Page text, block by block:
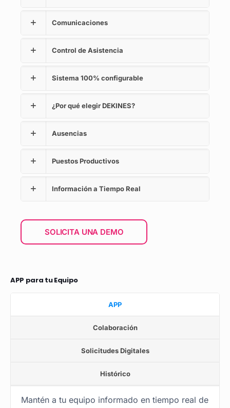
Comunicaciones
Control de Asistencia
Sistema 100% configurable
¿Por qué elegir DEKINES?
Ausencias
Puestos Productivos
Información a Tiempo Real
SOLICITA UNA DEMO
APP para tu Equipo
APP
Colaboración
Solicitudes Digitales
Histórico
Mantén a tu equipo informado en tiempo real de